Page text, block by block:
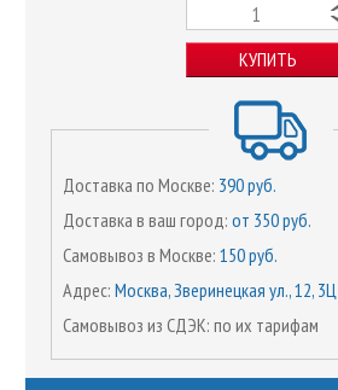
КУПИТЬ
Доставка по Москве: 390 руб.
Доставка в ваш город: от 350 руб.
Самовывоз в Москве: 150 руб.
Адрес: Москва, Зверинецкая ул., 12, 3Ц
Самовывоз из СДЭК: по их тарифам